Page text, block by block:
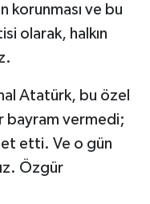
korunması ve bu
olarak, halkın
Atatürk, bu özel
bayram vermedi;
etti. Ve o gün
Özgür